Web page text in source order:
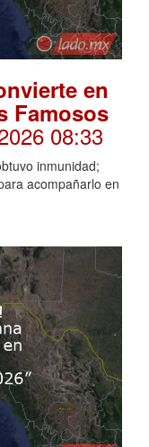
en
Famosos
08:33
inmunidad;
acompañarlo en